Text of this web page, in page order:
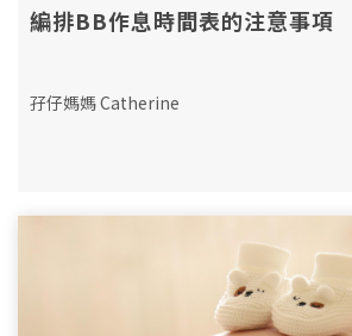
編排BB作息時間表的注意事項
孖仔媽媽 Catherine